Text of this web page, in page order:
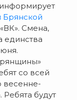
информирует
Брянской
Смена,
единства
со всей
весенне-
Ребята будут